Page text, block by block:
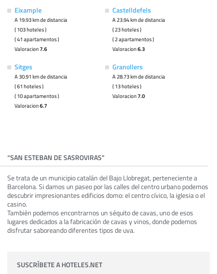
Eixample
A 19.93 km de distancia
( 103 hoteles )
( 41 apartamentos )
Valoracion7.6
Castelldefels
A 23.94 km de distancia
( 23 hoteles )
( 2 apartamentos )
Valoracion6.3
Sitges
A 30.91 km de distancia
( 61 hoteles )
( 10 apartamentos )
Valoracion6.7
Granollers
A 28.73 km de distancia
( 13 hoteles )
Valoracion7.0
“SAN ESTEBAN DE SASROVIRAS”
Se trata de un municipio catalán del Bajo Llobregat, perteneciente a
Barcelona. Si damos un paseo por las calles del centro urbano podemos
descubrir impresionantes edificios domo: el centro cívico, la iglesia o el
casino.
También podemos encontrarnos un séquito de cavas, uno de esos
lugares dedicados a la fabricación de cavas y vinos, donde podemos
disfrutar saboreando diferentes tipos de uva.
SUSCRÍBETE A HOTELES.NET